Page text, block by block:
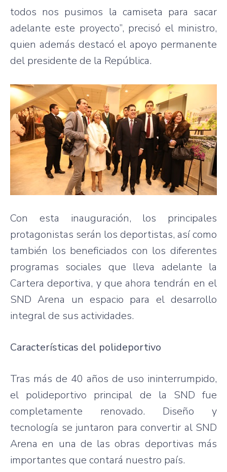
todos nos pusimos la camiseta para sacar
adelante este proyecto”, precisó el ministro,
quien además destacó el apoyo permanente
del presidente de la República.
Con esta inauguración, los principales
protagonistas serán los deportistas, así como
también los beneficiados con los diferentes
programas sociales que lleva adelante la
Cartera deportiva, y que ahora tendrán en el
SND Arena un espacio para el desarrollo
integral de sus actividades.
Características del polideportivo
Tras más de 40 años de uso ininterrumpido,
el polideportivo principal de la SND fue
completamente renovado. Diseño y
tecnología se juntaron para convertir al SND
Arena en una de las obras deportivas más
importantes que contará nuestro país.